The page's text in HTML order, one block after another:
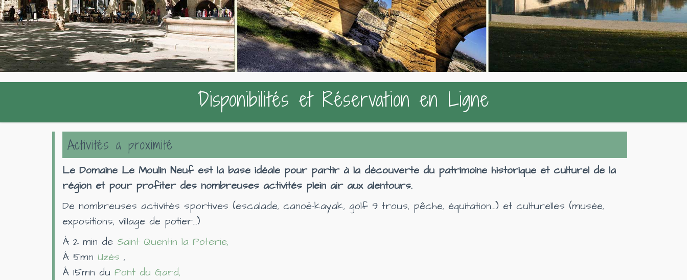
Disponibilités et Réservation en Ligne
Activités a proximité
Le Domaine Le Moulin Neuf est la base idéale pour partir à la découverte du patrimoine historique et culturel de la
région et pour profiter des nombreuses activités plein air aux alentours.
De nombreuses activités sportives (escalade, canoë-kayak, golf 9 trous, pêche, équitation…) et culturelles (musée,
expositions, village de potier…)
Á 2 min de Saint Quentin la Poterie,
Á 5mn Uzès ,
Á 15mn du Pont du Gard,